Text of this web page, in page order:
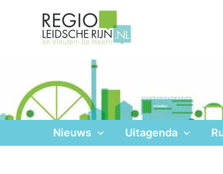
Nieuws Uitagenda